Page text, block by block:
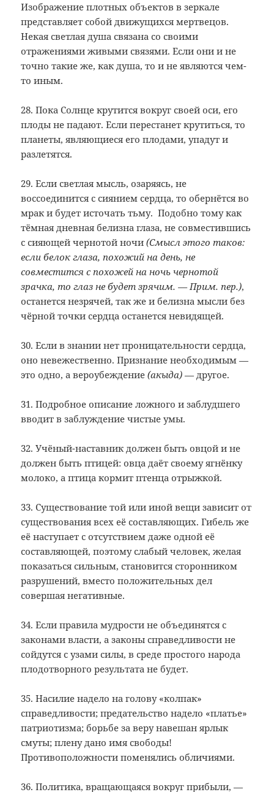
Изображение плотных объектов в зеркале
представляет собой движущихся мертвецов.
Некая светлая душа связана со своими
отражениями живыми связями. Если они и не
точно такие же, как душа, то и не являются чем-
то иным.
28. Пока Солнце крутится вокруг своей оси, его
плоды не падают. Если перестанет крутиться, то
планеты, являющиеся его плодами, упадут и
разлетятся.
29. Если светлая мысль, озаряясь, не
воссоединится с сиянием сердца, то обернётся во
мрак и будет источать тьму. Подобно тому как
тёмная дневная белизна глаза, не совместившись
с сияющей чернотой ночи(Смысл этого таков:
если белок глаза, похожий на день, не
совместится с похожей на ночь чернотой
зрачка, то глаз не будет зрячим. — Прим. пер.),
останется незрячей, так же и белизна мысли без
чёрной точки сердца останется невидящей.
30. Если в знании нет проницательности сердца,
оно невежественно. Признание необходимым —
это одно, а вероубеждение(акыда) — другое.
31. Подробное описание ложного и заблудшего
вводит в заблуждение чистые умы.
32. Учёный-наставник должен быть овцой и не
должен быть птицей: овца даёт своему ягнёнку
молоко, а птица кормит птенца отрыжкой.
33. Существование той или иной вещи зависит от
существования всех её составляющих. Гибель же
её наступает с отсутствием даже одной её
составляющей, поэтому слабый человек, желая
показаться сильным, становится сторонником
разрушений, вместо положительных дел
совершая негативные.
34. Если правила мудрости не объединятся с
законами власти, а законы справедливости не
сойдутся с узами силы, в среде простого народа
плодотворного результата не будет.
35. Насилие надело на голову «колпак»
справедливости; предательство надело «платье»
патриотизма; борьбе за веру навешан ярлык
смуты; плену дано имя свободы!
Противоположности поменялись обличиями.
36. Политика, вращающаяся вокруг прибыли, —